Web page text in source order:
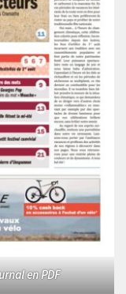
en PDF